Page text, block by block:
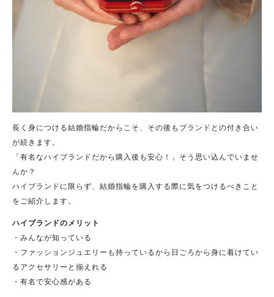
長く身につける結婚指輪だからこそ、その後もブランドとの付き合い
が続きます。
「有名なハイブランドだから購入後も安心！」そう思い込んでいませ
んか？
ハイブランドに限らず、結婚指輪を購入する際に気をつけるべきこと
をご紹介します。
ハイブランドのメリット
・みんなが知っている
・ファッションジュエリーも持っているから日ごろから身に着けてい
るアクセサリーと揃えれる
・有名で安心感がある